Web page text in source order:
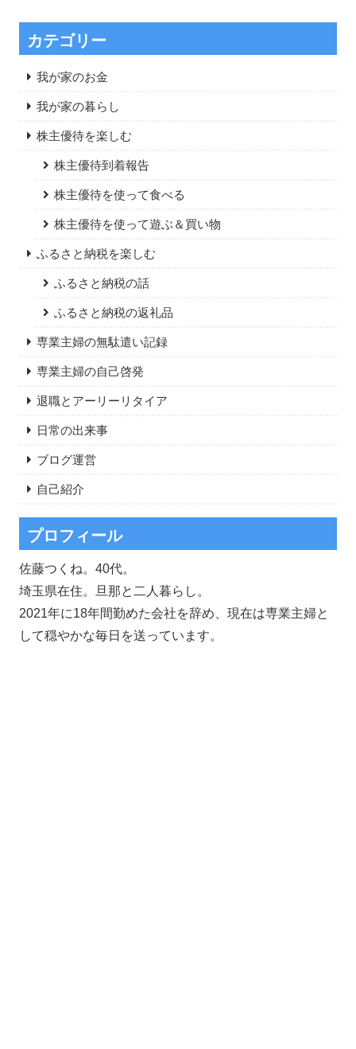
カテゴリー
我が家のお金
我が家の暮らし
株主優待を楽しむ
株主優待到着報告
株主優待を使って食べる
株主優待を使って遊ぶ＆買い物
ふるさと納税を楽しむ
ふるさと納税の話
ふるさと納税の返礼品
専業主婦の無駄遣い記録
専業主婦の自己啓発
退職とアーリーリタイア
日常の出来事
ブログ運営
自己紹介
プロフィール
佐藤つくね。40代。
埼玉県在住。旦那と二人暮らし。
2021年に18年間勤めた会社を辞め、現在は専業主婦と
して穏やかな毎日を送っています。